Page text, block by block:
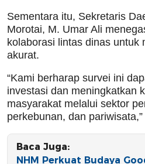
Sementara itu, Sekretaris
Morotai, M. Umar Ali
kolaborasi lintas dinas untuk
akurat.
“Kami berharap survei ini
investasi dan meningkatkan
masyarakat melalui sektor
perkebunan, dan
Baca Juga:
NHM Perkuat Budaya